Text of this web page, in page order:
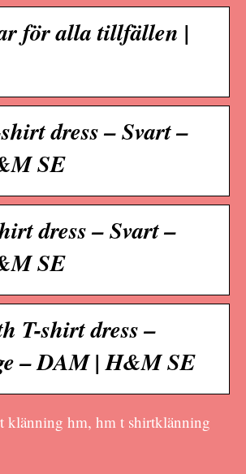
för alla tillfällen |
dress – Svart –
SE
dress – Svart –
SE
T-shirt dress –
– DAM | H&M SE
klänning hm, hm t shirtklänning